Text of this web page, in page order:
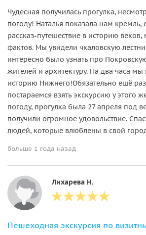
Чудесная получилась прогулка,
погоду! Наталья показала нам
рассказ-путешествие в историю
фактов. Мы увидели чкаловскую
интересно было узнать про
жителей и архитектуру. На два часа мы
историю Нижнего!Обязательно ещё
постараемся взять экскурсию у этого
погоду, прогулка была 27 апреля под
получили огромное удовольствие.
людей, которые влюблены в свой
больше 1 года назад
Лихарева Н.